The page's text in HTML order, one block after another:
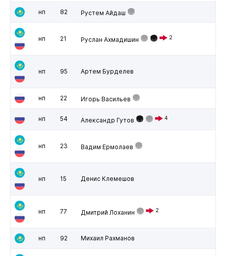
нп 82 Рустем Айдаш
нп 21 Руслан Ахмадишин 2
нп 95 Артем Бурделев
нп 22 Игорь Васильев
нп 54 Александр Гутов 4
нп 23 Вадим Ермолаев
нп 15 Денис Клемешов
нп 77 Дмитрий Лоханин 2
нп 92 Михаил Рахманов